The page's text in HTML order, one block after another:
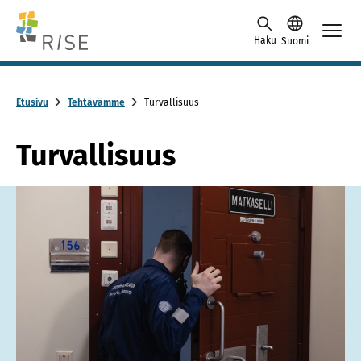
Skip to content -saavutettavuusohje
Haku Suomi
Etusivu Tehtävämme Turvallisuus
Turvallisuus